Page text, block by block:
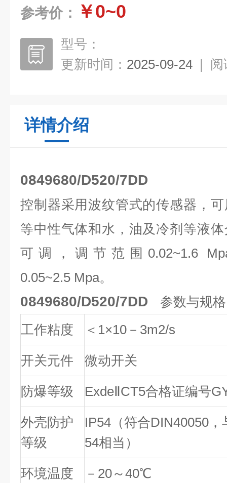
参考价： ￥0~0
型号：
更新时间： 2025-09-24 | 阅
详情介绍
0849680/D520/7DD
控制器采用波纹管式的传感器，
等中性气体和水，油及冷剂等液
可调，调节范围0.02~1.6
0.05~2.5 Mpa。
0849680/D520/7DD 参数与规
工作粘度
＜1×10－3m2/s
开关元件 微动开关
防爆等级 ExdeⅡCT5合格证编号
外壳防护
等级
IP54（符合DIN40050，
54相当）
环境温度 －20～40℃